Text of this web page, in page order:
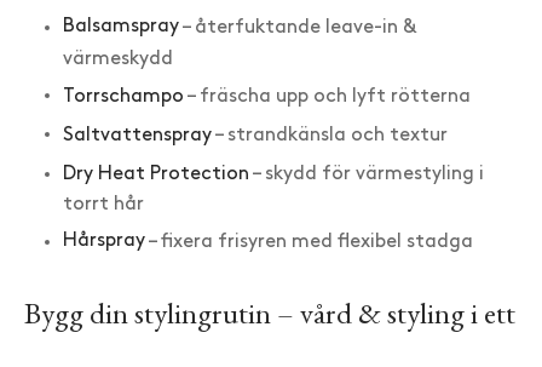
Balsamspray– återfuktande leave-in &
värmeskydd
Torrschampo – fräscha upp och lyft rötterna
Saltvattenspray– strandkänsla och textur
Dry Heat Protection – skydd för värmestyling i
torrt hår
Hårspray– fixera frisyren med flexibel stadga
Bygg din stylingrutin – vård & styling i ett